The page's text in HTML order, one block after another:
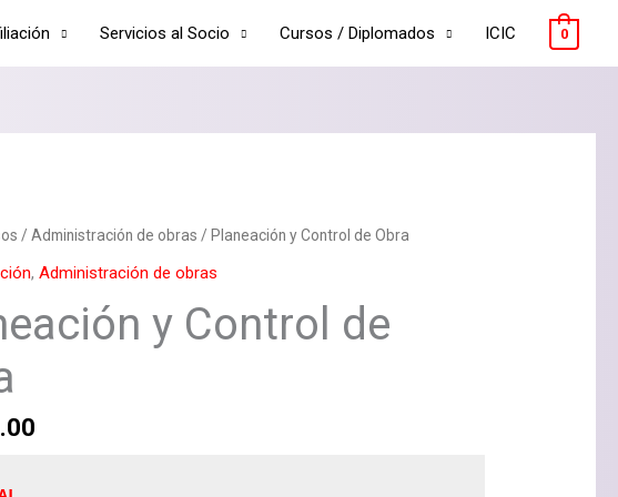
Servicios al Socio Cursos / Diplomados ICIC 0
/Administración de obras / Planeación y Control de Obra
,Administración de obras
y Control de